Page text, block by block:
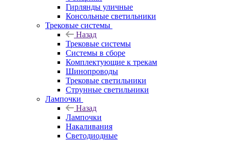
Гирлянды уличные
Консольные светильники
Трековые системы
Назад
Трековые системы
Системы в сборе
Комплектующие к трекам
Шинопроводы
Трековые светильники
Струнные светильники
Лампочки
Назад
Лампочки
Накаливания
Светодиодные